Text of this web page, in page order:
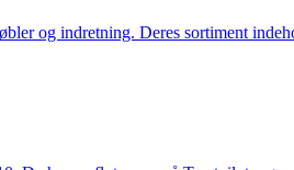
og indretning. Deres sortiment